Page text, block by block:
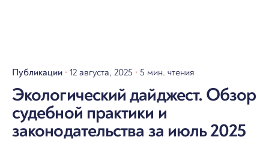
Публикации 12 августа, 2025 5 мин. чтения
Экологический дайджест. Обзор
судебной практики и
законодательства за июль 2025